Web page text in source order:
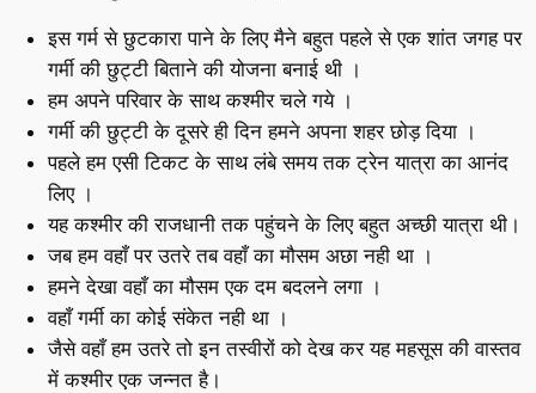
इस गर्म से छुटकारा पाने के लिए मैने बहुत पहले से एक शांत जगह पर
गर्मी की छुट्टी बिताने की योजना बनाई थी ।
हम अपने परिवार के साथ कश्मीर चले गये ।
गर्मी की छुट्टी के दूसरे ही दिन हमने अपना शहर छोड़ दिया ।
पहले हम एसी टिकट के साथ लंबे समय तक ट्रेन यात्रा का आनंद
लिए ।
यह कश्मीर की राजधानी तक पहुंचने के लिए बहुत अच्छी यात्रा थी।
जब हम वहाँ पर उतरे तब वहाँ का मौसम अछा नही था ।
हमने देखा वहाँ का मौसम एक दम बदलने लगा ।
वहाँ गर्मी का कोई संकेत नही था ।
जैसे वहाँ हम उतरे तो इन तस्वीरों को देख कर यह महसूस की वास्तव
में कश्मीर एक जन्नत है।